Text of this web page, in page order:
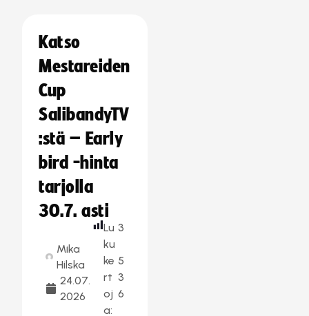
Katso
Mestareiden
Cup
SalibandyTV
:stä – Early
bird -hinta
tarjolla
30.7. asti
Mika
Hilska
24.07.
2026
Lu
ku
ke
rt
oj
a:
3
5
3
6